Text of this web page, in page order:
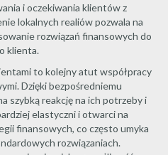
i oczekiwania klientów z
lokalnych realiów pozwala na
rozwiązań finansowych do
klienta.
to kolejny atut współpracy
Dzięki bezpośredniemu
szybką reakcję na ich potrzeby i
elastyczni i otwarci na
finansowych, co często umyka
rozwiązaniach.